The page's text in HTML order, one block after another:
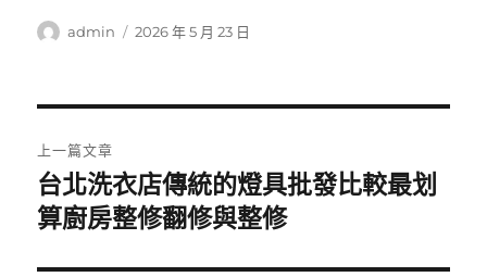
作
admin
發
2026 年 5 月 23 日
章
導
覽
上一篇文章
上
一
台北洗衣店傳統的燈具批發比較最划
算廚房整修翻修與整修